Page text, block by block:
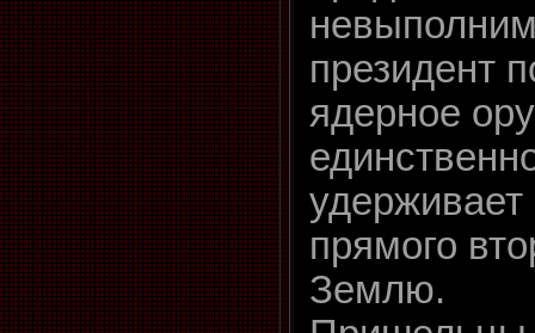
президент
ядерное
прямого
Землю.